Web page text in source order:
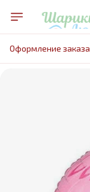
Оформление заказа